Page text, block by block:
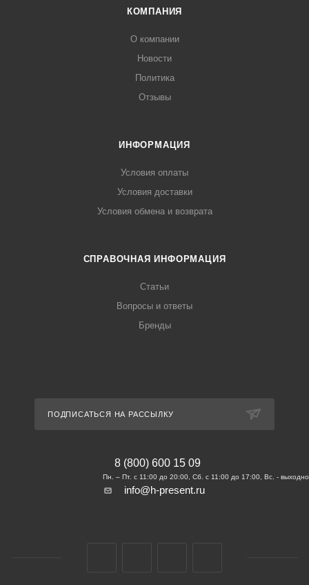
КОМПАНИЯ
О компании
Новости
Политика
Отзывы
ИНФОРМАЦИЯ
Условия оплаты
Условия доставки
Условия обмена и возврата
СПРАВОЧНАЯ ИНФОРМАЦИЯ
Статьи
Вопросы и ответы
Бренды
ПОДПИСАТЬСЯ НА РАССЫЛКУ
8 (800) 600 15 09
info@h-present.ru